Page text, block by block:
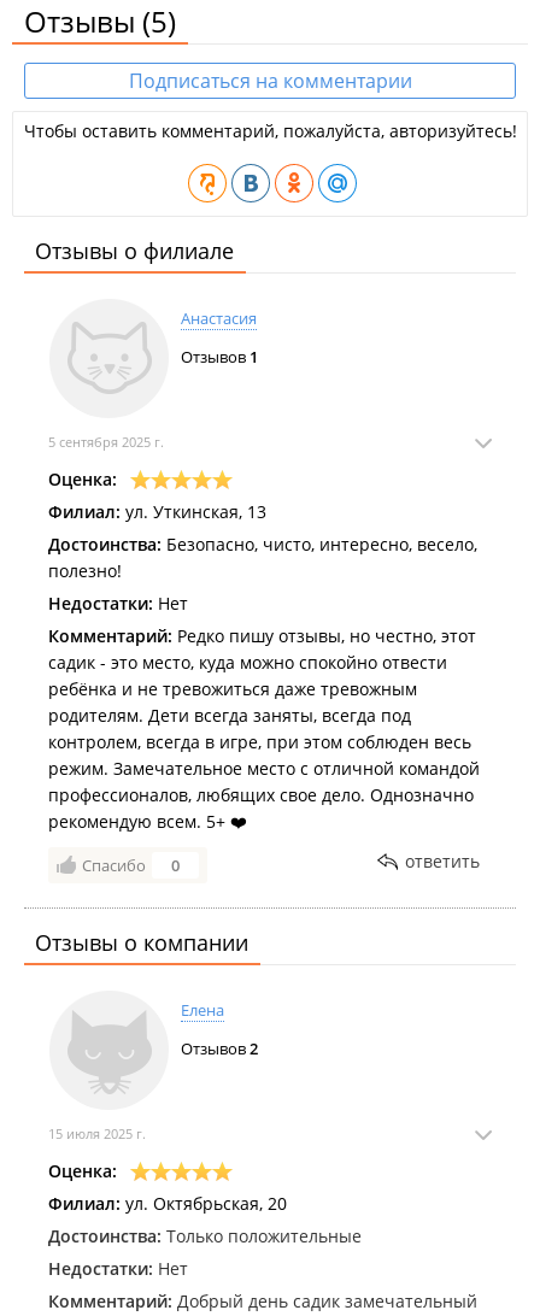
Отзывы (5)
Подписаться на комментарии
Чтобы оставить комментарий, пожалуйста, авторизуйтесь!
Отзывы о филиале
Анастасия
Отзывов 1
5 сентября 2025 г.
Оценка:
Филиал: ул. Уткинская, 13
Достоинства: Безопасно, чисто, интересно, весело,
полезно!
Недостатки: Нет
Комментарий: Редко пишу отзывы, но честно, этот
садик - это место, куда можно спокойно отвести
ребёнка и не тревожиться даже тревожным
родителям. Дети всегда заняты, всегда под
контролем, всегда в игре, при этом соблюден весь
режим. Замечательное место с отличной командой
профессионалов, любящих свое дело. Однозначно
рекомендую всем. 5+ ❤️
Спасибо 0 ответить
Отзывы о компании
Елена
Отзывов2
15 июля 2025 г.
Оценка:
Филиал: ул. Октябрьская, 20
Достоинства: Только положительные
Недостатки: Нет
Комментарий: Добрый день садик замечательный